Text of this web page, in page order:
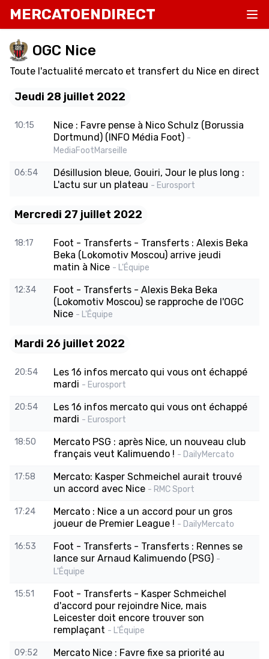
MERCATOENDIRECT
OGC Nice
Toute l'actualité mercato et transfert du Nice en direct
Jeudi 28 juillet 2022
10:15
Nice : Favre pense à Nico Schulz (Borussia
Dortmund) (INFO Média Foot) -
MediaFootMarseille
06:54
Désillusion bleue, Gouiri, Jour le plus long :
L'actu sur un plateau - Eurosport
Mercredi 27 juillet 2022
18:17
Foot - Transferts - Transferts : Alexis Beka
Beka (Lokomotiv Moscou) arrive jeudi
matin à Nice - L'Équipe
12:34
Foot - Transferts - Alexis Beka Beka
(Lokomotiv Moscou) se rapproche de l'OGC
Nice - L'Équipe
Mardi 26 juillet 2022
20:54
Les 16 infos mercato qui vous ont échappé
mardi - Eurosport
20:54
Les 16 infos mercato qui vous ont échappé
mardi - Eurosport
18:50
Mercato PSG : après Nice, un nouveau club
français veut Kalimuendo ! - DailyMercato
17:58
Mercato: Kasper Schmeichel aurait trouvé
un accord avec Nice - RMC Sport
17:24
Mercato : Nice a un accord pour un gros
joueur de Premier League ! - DailyMercato
16:53
Foot - Transferts - Transferts : Rennes se
lance sur Arnaud Kalimuendo (PSG) -
L'Équipe
15:51
Foot - Transferts - Kasper Schmeichel
d'accord pour rejoindre Nice, mais
Leicester doit encore trouver son
remplaçant - L'Équipe
09:52
Mercato Nice : Favre fixe sa priorité au